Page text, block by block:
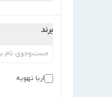
برند
اریا تهویه